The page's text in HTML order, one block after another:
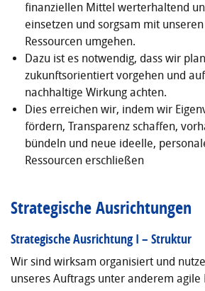
finanziellen Mittel werterhaltend
einsetzen und sorgsam mit
Ressourcen umgehen.
Dazu ist es notwendig, dass wir
zukunftsorientiert vorgehen und
nachhaltige Wirkung achten.
Dies erreichen wir, indem wir
fördern, Transparenz schaffen,
bündeln und neue ideelle,
Ressourcen erschließen
Strategische Ausrichtungen
Strategische Ausrichtung I – Struktur
Wir sind wirksam organisiert und
unseres Auftrags unter anderem agile